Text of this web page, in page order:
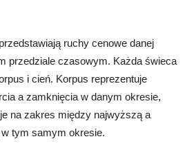
ruchy cenowe danej
przedziale czasowym. Każda świeca
i cień. Korpus reprezentuje
a zamknięcia w danym okresie,
na zakres między najwyższą a
tym samym okresie.